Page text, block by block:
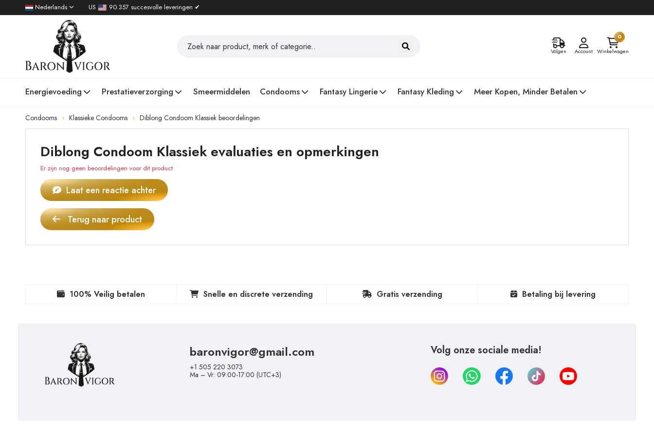
Nederlands US 90.357 succesvolle leveringen ✔
Volgen Account
0
Winkelwagen
Energievoeding Prestatieverzorging Smeermiddelen Condooms Fantasy Lingerie Fantasy Kleding Meer Kopen, Minder Betalen
Condooms Klassieke Condooms Diblong Condoom Klassiek beoordelingen
Diblong Condoom Klassiek evaluaties en opmerkingen
Er zijn nog geen beoordelingen voor dit product
Laat een reactie achter
Terug naar product
100% Veilig betalen Snelle en discrete verzending Gratis verzending Betaling bij levering
baronvigor@gmail.com
+1 505 220 3073
Ma – Vr: 09:00-17:00 (UTC+3)
Volg onze sociale media!